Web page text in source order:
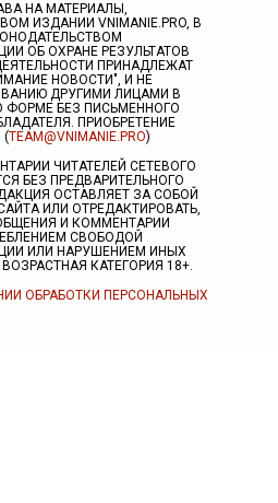
НА МАТЕРИАЛЫ,
ИЗДАНИИ VNIMANIE.PRO, В
ОБ ОХРАНЕ РЕЗУЛЬТАТОВ
ПРИНАДЛЕЖАТ
НОВОСТИ", И НЕ
ДРУГИМИ ЛИЦАМИ В
ФОРМЕ БЕЗ ПИСЬМЕННОГО
ПРИОБРЕТЕНИЕ
(TEAM@VNIMANIE.PRO)
ЧИТАТЕЛЕЙ СЕТЕВОГО
БЕЗ ПРЕДВАРИТЕЛЬНОГО
ОСТАВЛЯЕТ ЗА СОБОЙ
ИЛИ ОТРЕДАКТИРОВАТЬ,
И КОММЕНТАРИИ
СВОБОДОЙ
ИЛИ НАРУШЕНИЕМ ИНЫХ
КАТЕГОРИЯ 18+.
ОБРАБОТКИ ПЕРСОНАЛЬНЫХ